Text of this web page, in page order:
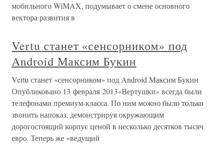
мобильного WiMAX, подумывает о смене основного
вектора развития в
Vertu станет «сенсорником» под
Android Максим Букин
Vertu станет «сенсорником» под Android Максим Букин
Опубликовано 13 февраля 2013«Вертушки» всегда были
телефонами премиум-класса. По ним можно было только
звонить напоказ, демонстрируя окружающим
дорогостоящий корпус ценой в несколько десятков тысяч
евро. Теперь же «ведущий